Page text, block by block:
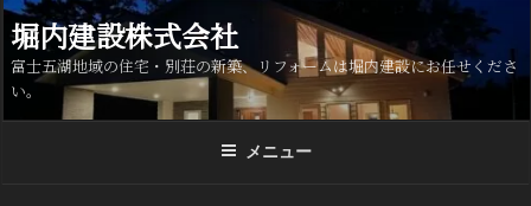
コ
ン
テ
ン
ツ
堀内建設株式会社
富士五湖地域の住宅・別荘の新築、リフォームは堀内建設にお任せくださ
い。
メニュー